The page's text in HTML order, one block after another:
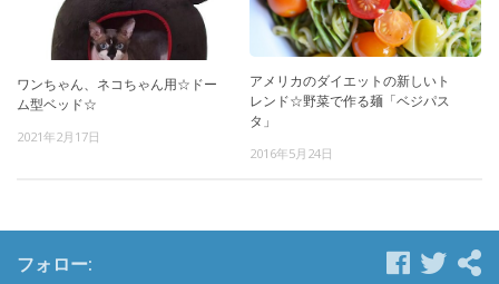
ワンちゃん、ネコちゃん用☆ドー
ム型ベッド☆
2021年2月17日
アメリカのダイエットの新しいト
レンド☆野菜で作る麺「ベジパス
タ」
2016年5月24日
フォロー: